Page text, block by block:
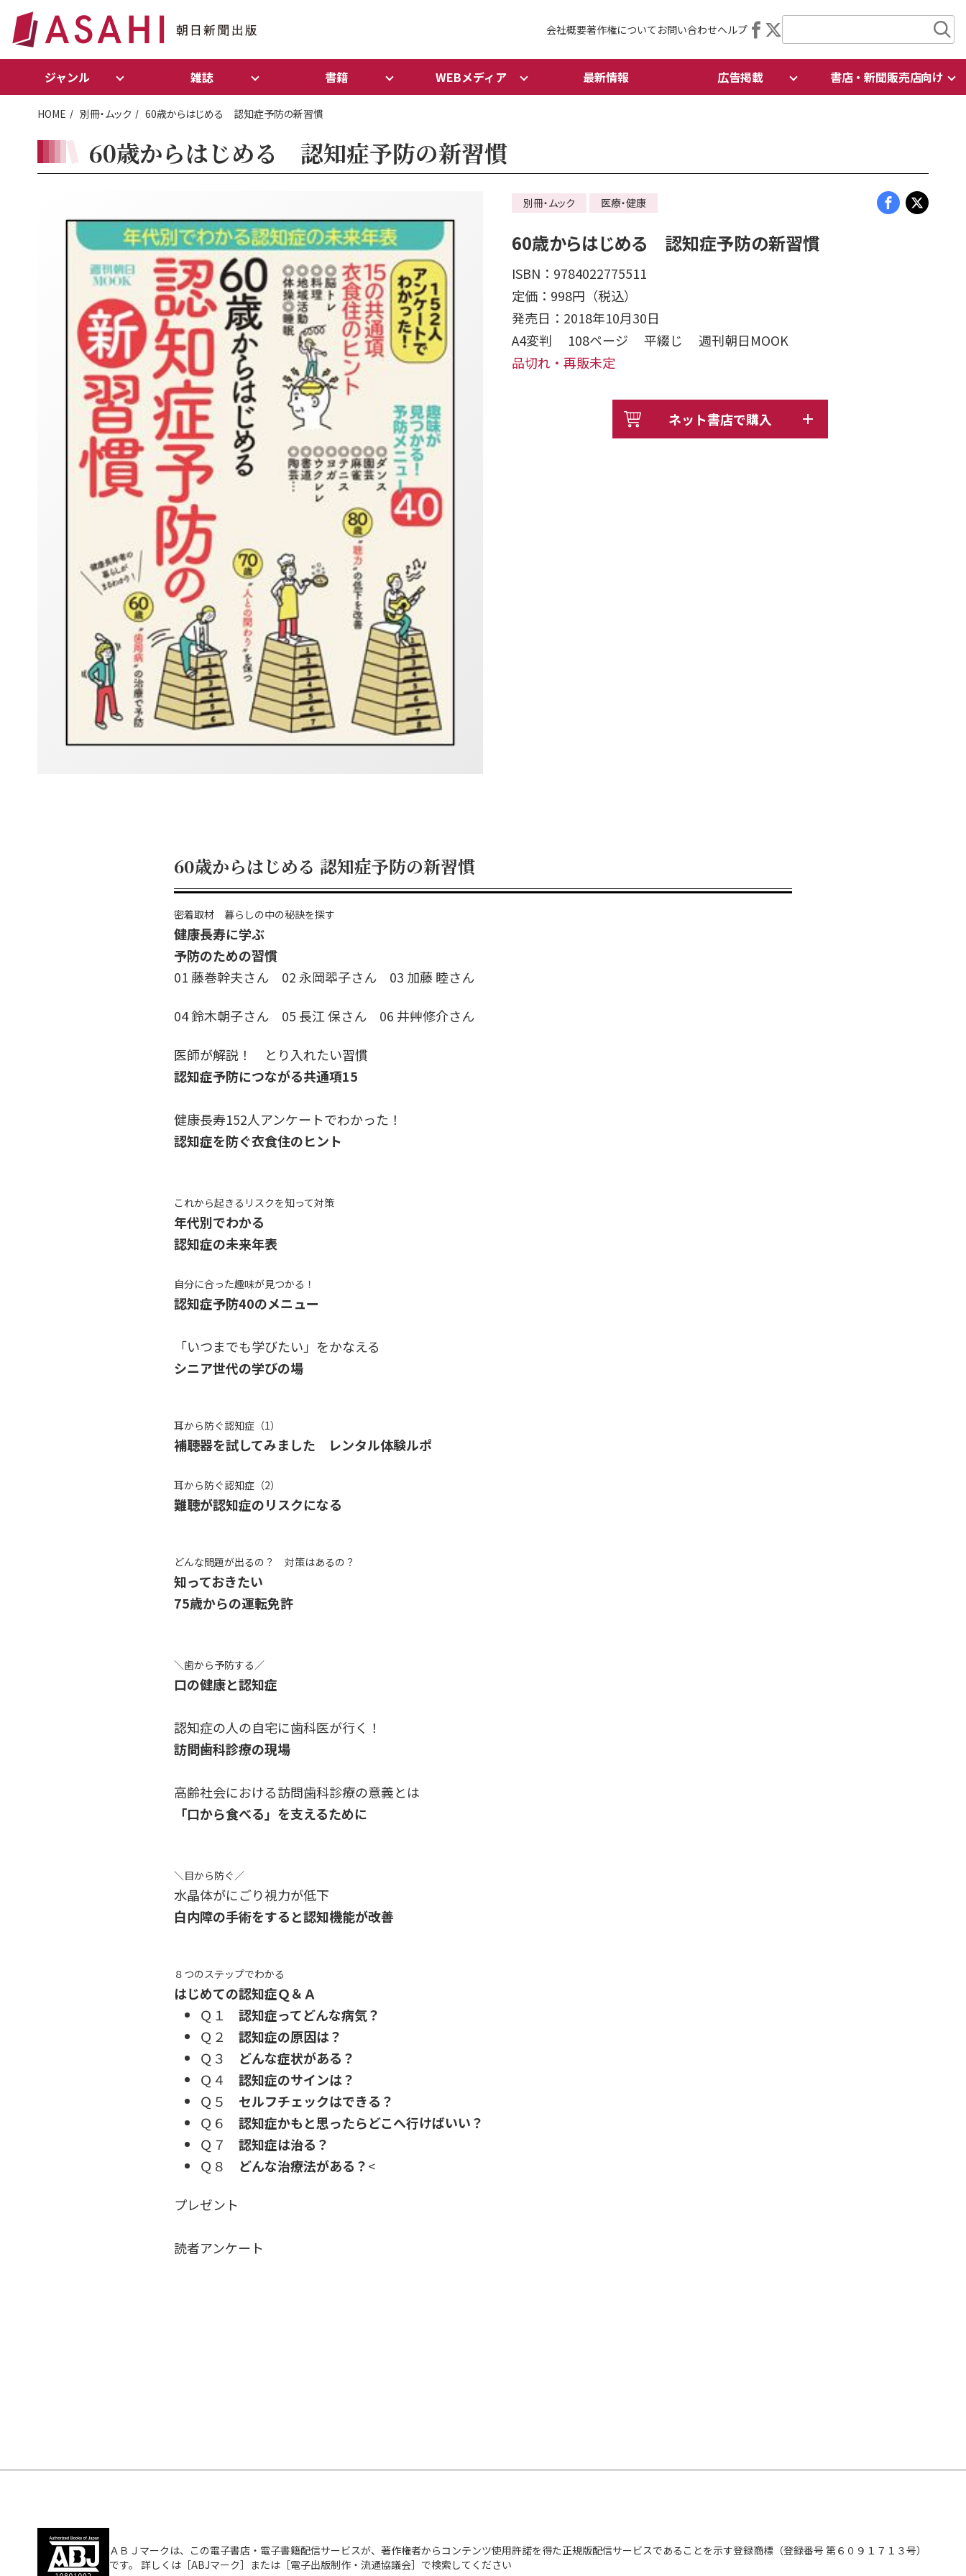
会社概要著作権について お問い合わせヘルプ
ジャンル 雑誌 書籍 WEBメディア 最新情報 広告掲載 書店・新聞販売店向け
HOME 別冊・ムック 60歳からはじめる 認知症予防の新習慣
60歳からはじめる 認知症予防の新習慣
別冊・ムック 医療・健康
60歳からはじめる 認知症予防の新習慣
ISBN：9784022775511
定価：998円（税込）
発売日：2018年10月30日
A4変判 108ページ 平綴じ 週刊朝日MOOK
品切れ・再販未定
ネット書店で購入
60歳からはじめる 認知症予防の新習慣
密着取材 暮らしの中の秘訣を探す
健康長寿に学ぶ
予防のための習慣
01 藤巻幹夫さん 02 永岡翆子さん 03 加藤 睦さん
04 鈴木朝子さん 05 長江 保さん 06 井艸修介さん
医師が解説！ とり入れたい習慣
認知症予防につながる共通項15
健康長寿152人アンケートでわかった！
認知症を防ぐ衣食住のヒント
これから起きるリスクを知って対策
年代別でわかる
認知症の未来年表
自分に合った趣味が見つかる！
認知症予防40のメニュー
「いつまでも学びたい」をかなえる
シニア世代の学びの場
耳から防ぐ認知症（1）
補聴器を試してみました レンタル体験ルポ
耳から防ぐ認知症（2）
難聴が認知症のリスクになる
どんな問題が出るの？ 対策はあるの？
知っておきたい
75歳からの運転免許
＼歯から予防する／
口の健康と認知症
認知症の人の自宅に歯科医が行く！
訪問歯科診療の現場
高齢社会における訪問歯科診療の意義とは
「口から食べる」を支えるために
＼目から防ぐ／
水晶体がにごり視力が低下
白内障の手術をすると認知機能が改善
８つのステップでわかる
はじめての認知症Ｑ＆Ａ
Ｑ１ 認知症ってどんな病気？
Ｑ２ 認知症の原因は？
Ｑ３ どんな症状がある？
Ｑ４ 認知症のサインは？
Ｑ５ セルフチェックはできる？
Ｑ６ 認知症かもと思ったらどこへ行けばいい？
Ｑ７ 認知症は治る？
Ｑ８ どんな治療法がある？<
プレゼント
読者アンケート
ＡＢＪマークは、この電子書店・電子書籍配信サービスが、著作権者からコンテンツ使用許諾を得た正規版配信サービスであることを示す登録商標（登録番号 第６０９１７１３号）
です。 詳しくは［ABJマーク］または［電子出版制作・流通協議会］で検索してください